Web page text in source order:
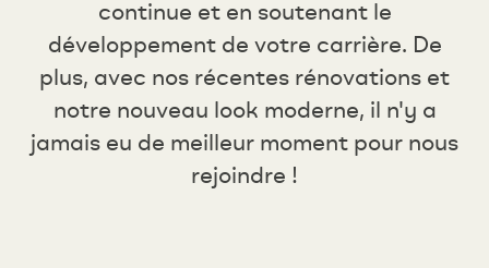
continue et en soutenant le
développement de votre carrière. De
plus, avec nos récentes rénovations et
notre nouveau look moderne, il n'y a
jamais eu de meilleur moment pour nous
rejoindre !